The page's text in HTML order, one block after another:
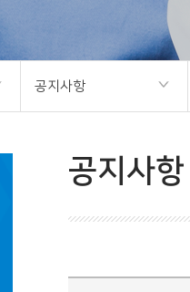
공지사항
공지사항